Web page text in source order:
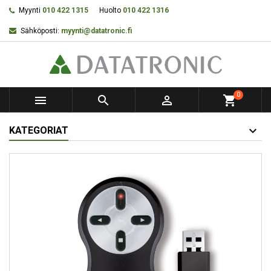
Myynti 010 422 1315 Huolto 010 422 1316
Sähköposti: myynti@datatronic.fi
   shopping_cart0
KATEGORIAT